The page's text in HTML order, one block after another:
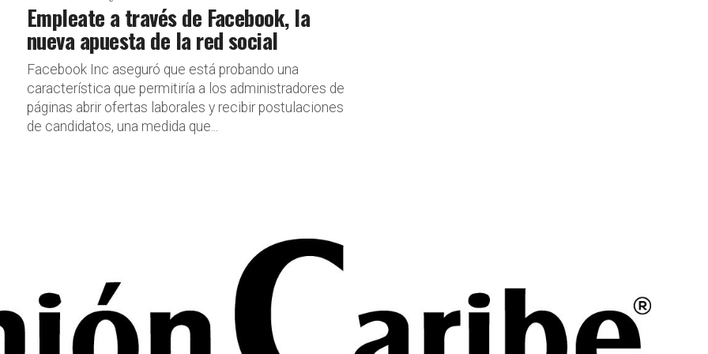
Empleate a través de Facebook, la
nueva apuesta de la red social
Facebook Inc aseguró que está probando una
característica que permitiría a los administradores de
páginas abrir ofertas laborales y recibir postulaciones
de candidatos, una medida que...